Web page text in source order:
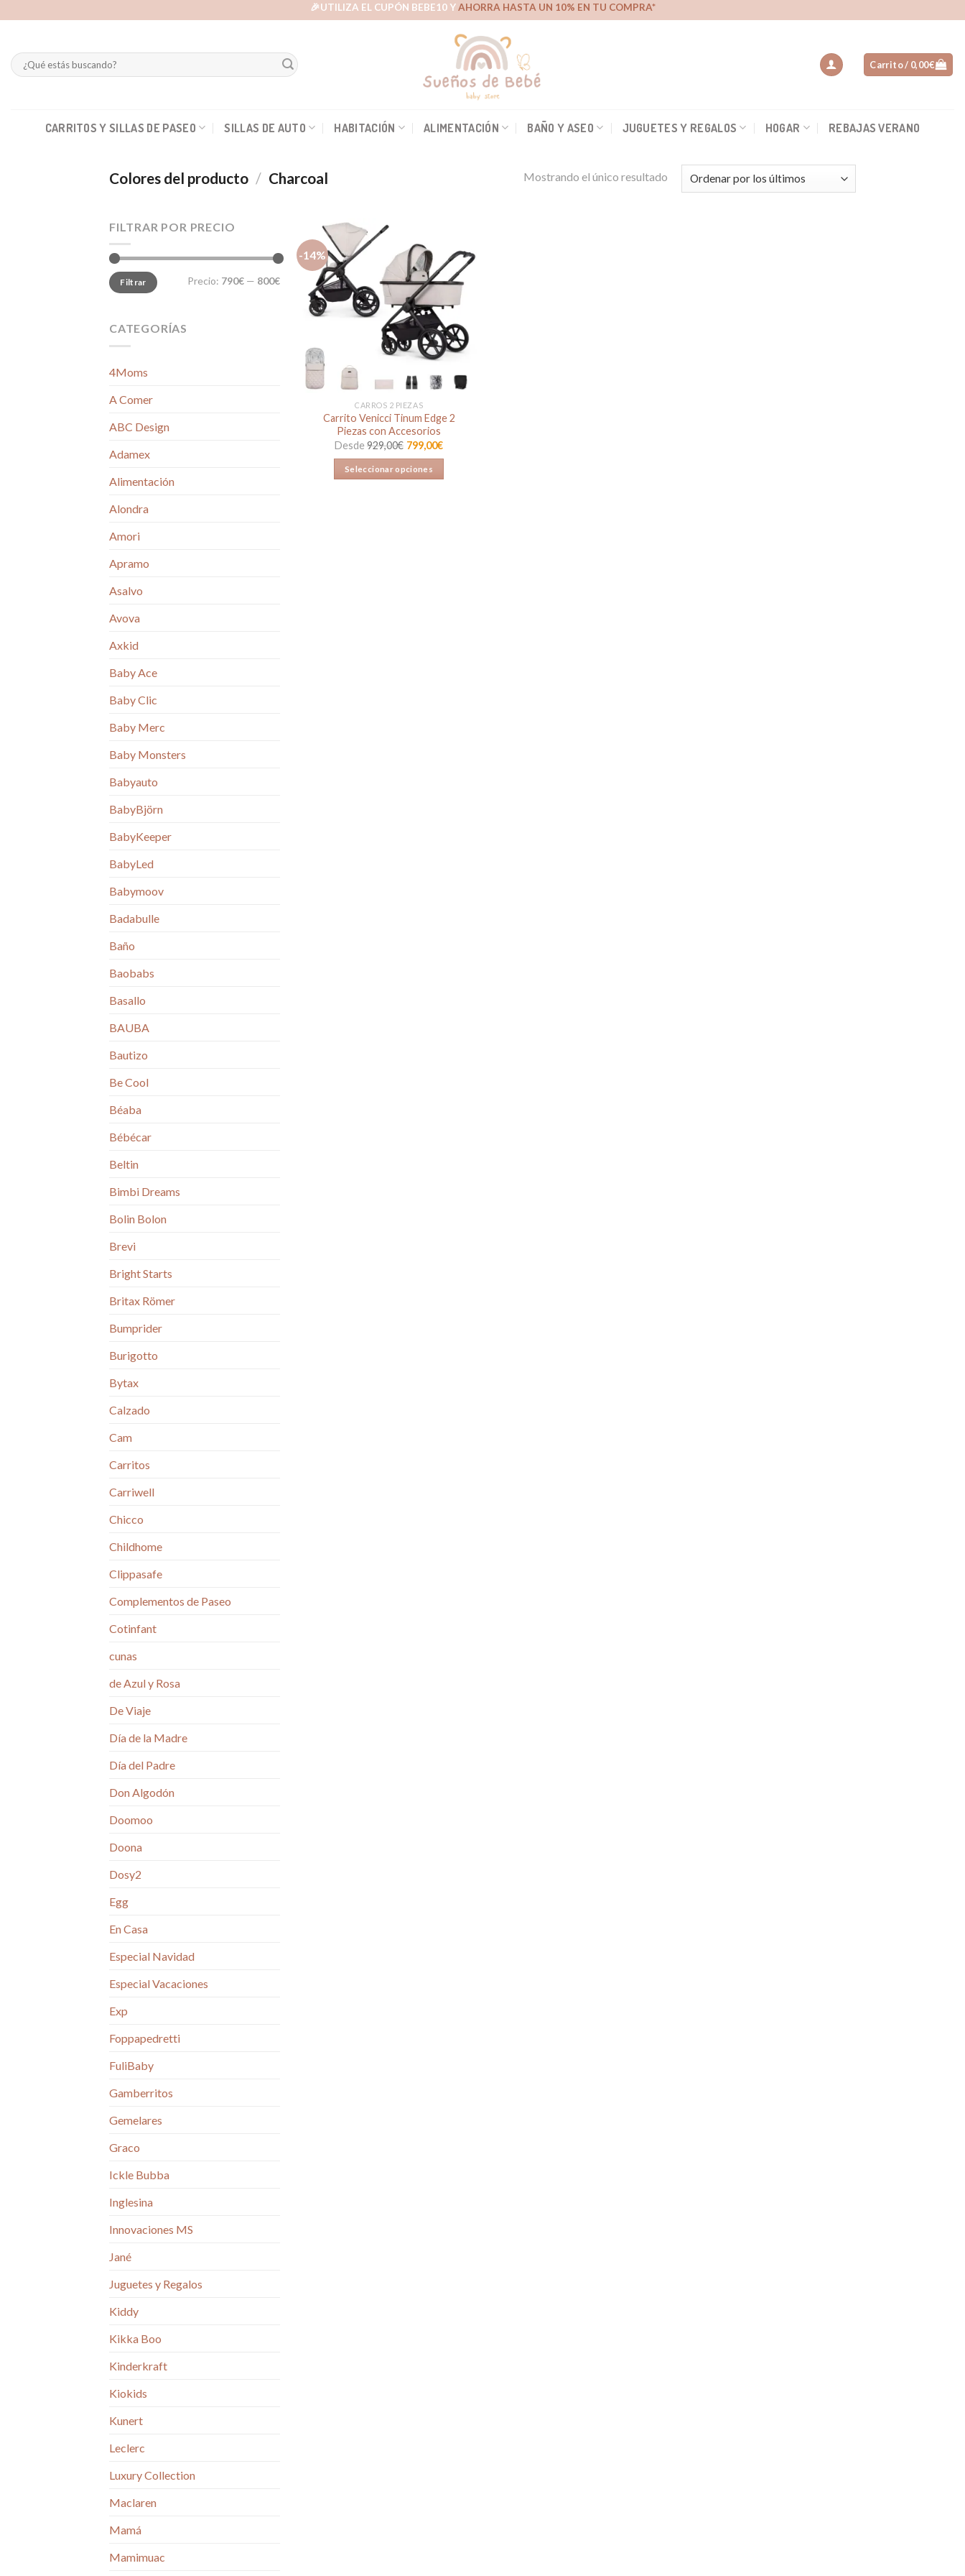
🎉UTILIZA EL CUPÓN BEBE10 YAHORRA HASTA UN 10% EN TU COMPRA*
Buscar
por:
Carrito / 0,00€
CARRITOS Y SILLAS DE PASEO SILLAS DE AUTO HABITACIÓN ALIMENTACIÓN BAÑO Y ASEO JUGUETES Y REGALOS HOGAR REBAJAS VERANO
Colores del producto / Charcoal Mostrando el único resultado
FILTRAR POR PRECIO
Precio
mínimo
Precio
máximo
Filtrar Precio: 790€— 800€
CATEGORÍAS
4Moms
A Comer
ABC Design
Adamex
Alimentación
Alondra
Amori
Apramo
Asalvo
Avova
Axkid
Baby Ace
Baby Clic
Baby Merc
Baby Monsters
Babyauto
BabyBjörn
BabyKeeper
BabyLed
Babymoov
Badabulle
Baño
Baobabs
Basallo
BAUBA
Bautizo
Be Cool
Béaba
Bébécar
Beltin
Bimbi Dreams
Bolin Bolon
Brevi
Bright Starts
Britax Römer
Bumprider
Burigotto
Bytax
Calzado
Cam
Carritos
Carriwell
Chicco
Childhome
Clippasafe
Complementos de Paseo
Cotinfant
cunas
de Azul y Rosa
De Viaje
Día de la Madre
Día del Padre
Don Algodón
Doomoo
Doona
Dosy2
Egg
En Casa
Especial Navidad
Especial Vacaciones
Exp
Foppapedretti
FuliBaby
Gamberritos
Gemelares
Graco
Ickle Bubba
Inglesina
Innovaciones MS
Jané
Juguetes y Regalos
Kiddy
Kikka Boo
Kinderkraft
Kiokids
Kunert
Leclerc
Luxury Collection
Maclaren
Mamá
Mamimuac
-14%
Añadir
deseos
CARROS 2 PIEZAS
Carrito Venicci Tinum Edge 2
Piezas con Accesorios
Desde 929,00€ 799,00€
Seleccionar opciones